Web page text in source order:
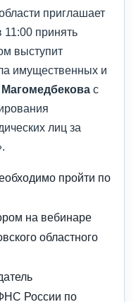
приглашает
11:00 принять
выступит
имущественных и
с
лиц за
пройти по
на вебинаре
областного
России по